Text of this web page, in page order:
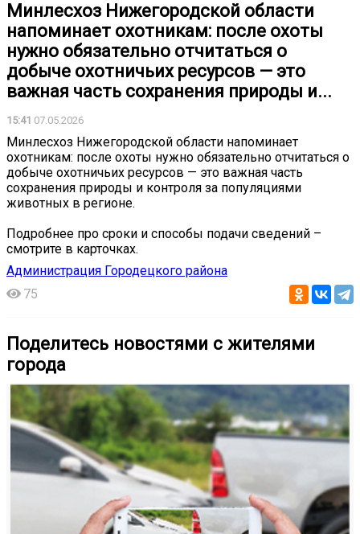
Минлесхоз Нижегородской области
напоминает охотникам: после охоты
нужно обязательно отчитаться о
добыче охотничьих ресурсов — это
важная часть сохранения природы и...
15:41 07.05.2026
Минлесхоз Нижегородской области напоминает
охотникам: после охоты нужно обязательно отчитаться о
добыче охотничьих ресурсов — это важная часть
сохранения природы и контроля за популяциями
животных в регионе.
Подробнее про сроки и способы подачи сведений –
смотрите в карточках.
Администрация Городецкого района
75
Поделитесь новостями с жителями
города